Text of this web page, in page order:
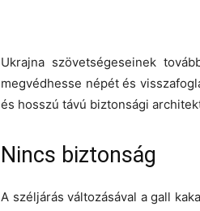
Ukrajna szövetségeseinek
megvédhesse népét és
és hosszú távú biztonsági
Nincs biztonság
A széljárás változásával a gall